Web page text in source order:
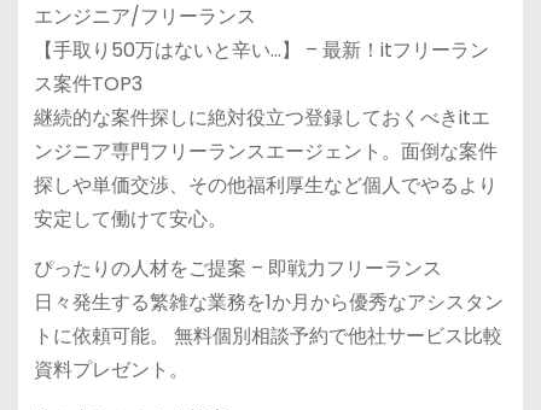
エンジニア/フリーランス
【手取り50万はないと辛い…】 – 最新！itフリーラン
ス案件TOP3
継続的な案件探しに絶対役立つ登録しておくべきitエ
ンジニア専門フリーランスエージェント。面倒な案件
探しや単価交渉、その他福利厚生など個人でやるより
安定して働けて安心。
ぴったりの人材をご提案 – 即戦力フリーランス
日々発生する繁雑な業務を1か月から優秀なアシスタン
トに依頼可能。 無料個別相談予約で他社サービス比較
資料プレゼント。